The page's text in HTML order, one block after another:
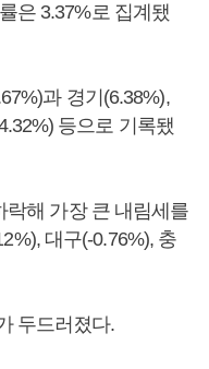
은 3.37%로 집계됐
과 경기(6.38%),
등으로 기록됐
락해 가장 큰 내림세를
대구(-0.76%), 충
두드러졌다.